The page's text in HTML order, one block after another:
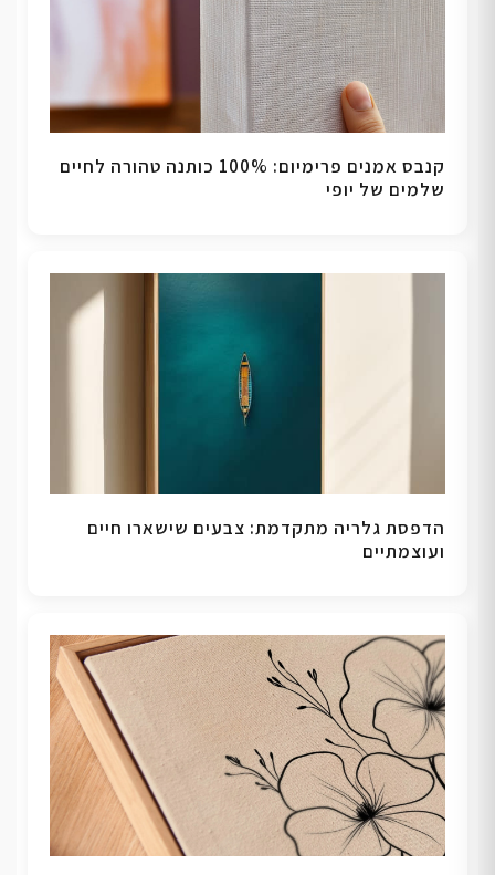
קנבס אמנים פרימיום: 100% כותנה טהורה לחיים
שלמים של יופי
הדפסת גלריה מתקדמת: צבעים שישארו חיים
ועוצמתיים